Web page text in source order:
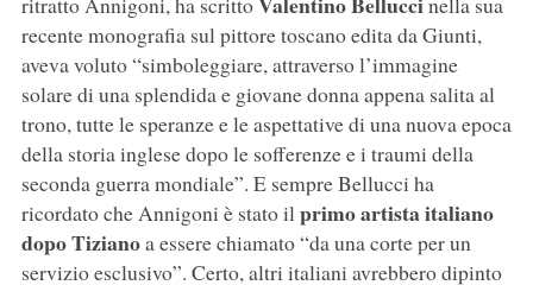
recente monografia sul pittore toscano edita da Giunti,
aveva voluto “simboleggiare, attraverso l’immagine
solare di una splendida e giovane donna appena salita al
trono, tutte le speranze e le aspettative di una nuova epoca
della storia inglese dopo le sofferenze e i traumi della
seconda guerra mondiale”. E sempre Bellucci ha
ricordato che Annigoni è stato ilprimo artista italiano
dopo Tizianoa essere chiamato “da una corte per un
servizio esclusivo”. Certo, altri italiani avrebbero dipinto